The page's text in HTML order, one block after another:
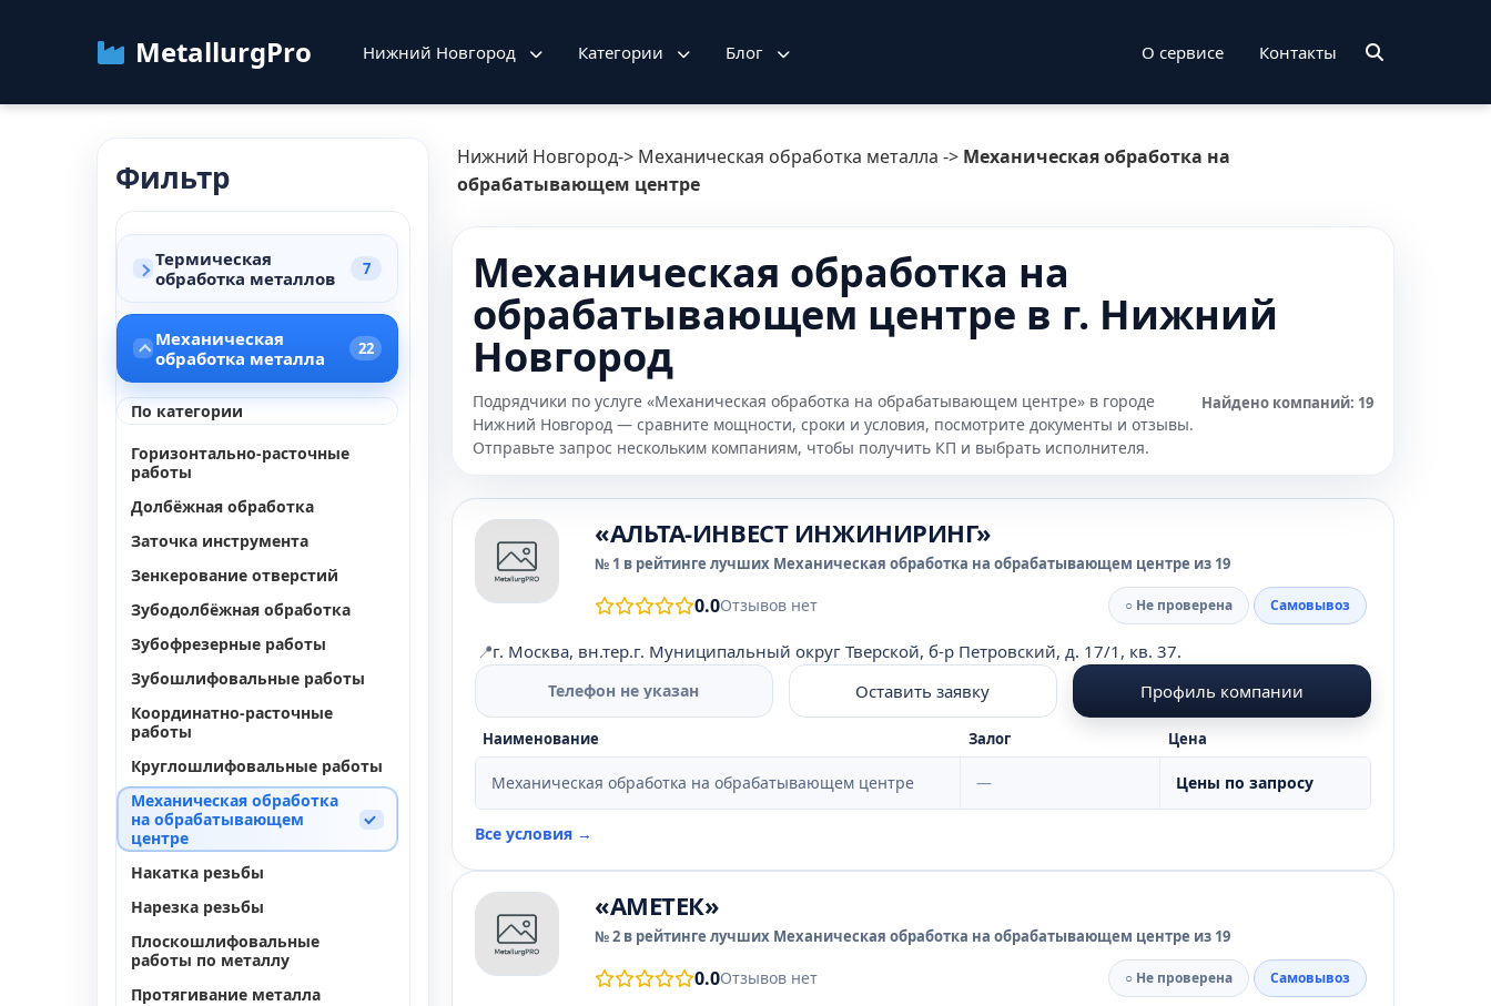
MetallurgPro Нижний Новгород Категории Блог О сервисе Контакты
Фильтр
Термическая
обработка металлов
7
Механическая
обработка металла
22
По категории
Горизонтально-расточные
работы
Долбёжная обработка
Заточка инструмента
Зенкерование отверстий
Зубодолбёжная обработка
Зубофрезерные работы
Зубошлифовальные работы
Координатно-расточные
работы
Круглошлифовальные работы
Механическая обработка
на обрабатывающем
центре
Накатка резьбы
Нарезка резьбы
Плоскошлифовальные
работы по металлу
Протягивание металла
Нижний Новгород-> Механическая обработка металла -> Механическая обработка на
обрабатывающем центре
Механическая обработка на
обрабатывающем центре в г. Нижний
Новгород
Подрядчики по услуге «Механическая обработка на обрабатывающем центре» в городе
Нижний Новгород — сравните мощности, сроки и условия, посмотрите документы и отзывы.
Отправьте запрос нескольким компаниям, чтобы получить КП и выбрать исполнителя.
Найдено компаний: 19
«АЛЬТА-ИНВЕСТ ИНЖИНИРИНГ»
№ 1 в рейтинге лучших Механическая обработка на обрабатывающем центре из 19
0.0Отзывов нет ○ Не проверена Самовывоз
📍г. Москва, вн.тер.г. Муниципальный округ Тверской, б-р Петровский, д. 17/1, кв. 37.
Телефон не указан Оставить заявку Профиль компании
Наименование Залог Цена
Механическая обработка на обрабатывающем центре — Цены по запросу
Все условия →
«АМЕТЕК»
№ 2 в рейтинге лучших Механическая обработка на обрабатывающем центре из 19
0.0Отзывов нет ○ Не проверена Самовывоз